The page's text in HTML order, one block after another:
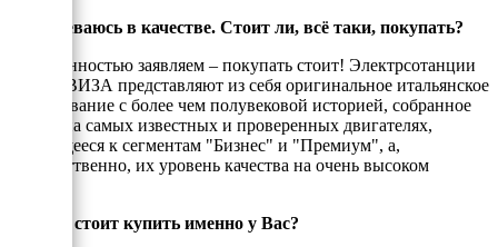
Я сомневаюсь в качестве. Стоит ли, всё таки, покупать?
С уверенностью заявляем – покупать стоит! Электрсотанции
ОНИС ВИЗА представляют из себя оригинальное итальянское
оборудование с более чем полувековой историей, собранное
только на самых известных и проверенных двигателях,
относящееся к сегментам "Бизнес" и "Премиум", а,
ссотвесттвенно, их уровень качества на очень высоком
Почему стоит купить именно у Вас?